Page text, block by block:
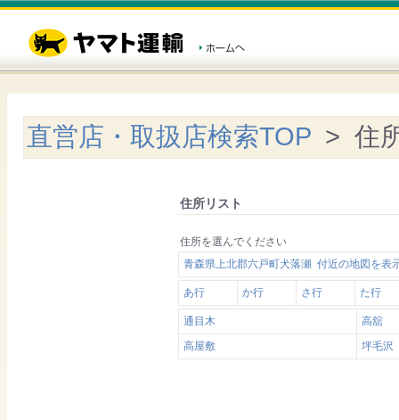
直営店・取扱店検索TOP > 住
住所リスト
住所を選んでください
青森県上北郡六戸町犬落瀬 付近の地図を表
あ行 か行 さ行 た行
通目木
高舘
高屋敷
坪毛沢